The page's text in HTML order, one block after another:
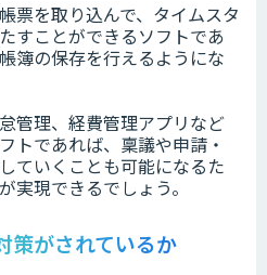
票を取り込んで、タイムスタ
すことができるソフトであ
簿の保存を行えるようにな
管理、経費管理アプリなど
トであれば、稟議や申請・
ていくことも可能になるた
実現できるでしょう。
策がされているか